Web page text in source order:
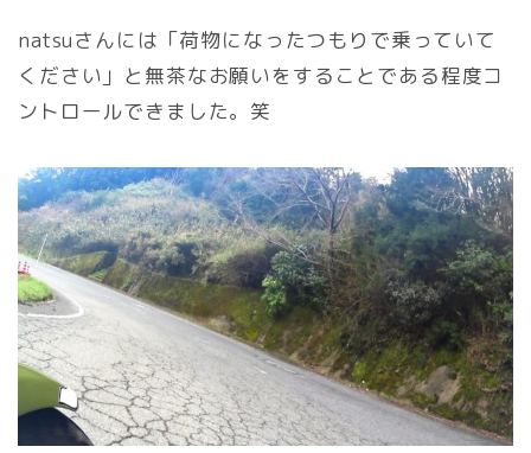
natsuさんには「荷物になったつもりで乗っていて
ください」と無茶なお願いをすることである程度コ
ントロールできました。笑